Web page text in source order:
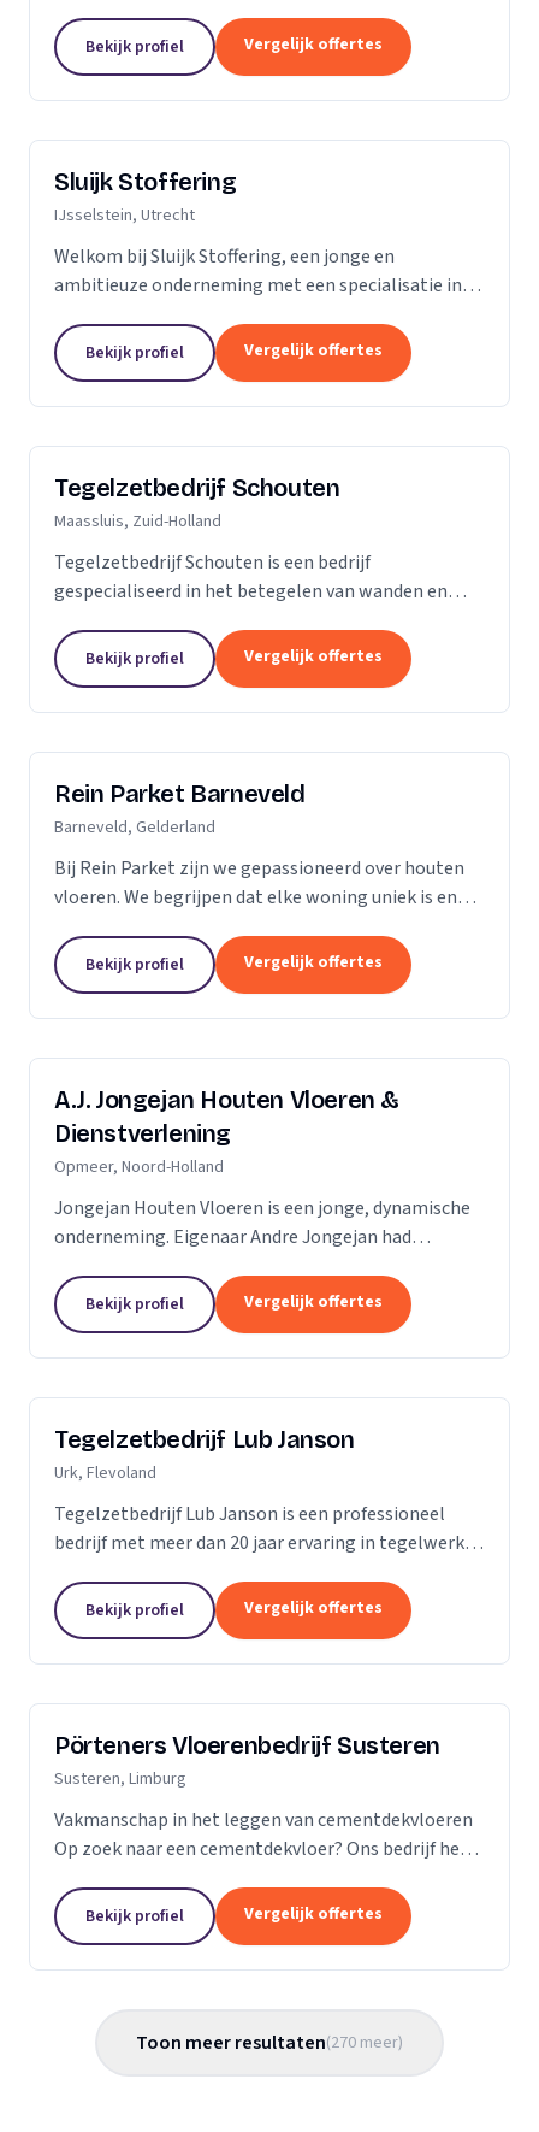
Bekijk profiel Vergelijk offertes
Sluijk Stoffering
IJsselstein, Utrecht
Welkom bij Sluijk Stoffering, een jonge en
ambitieuze onderneming met een specialisatie in
kunnen we zeggen dat we al 20 jaar onze expertise...
Bekijk profiel Vergelijk offertes
Tegelzetbedrijf Schouten
Maassluis, Zuid-Holland
Tegelzetbedrijf Schouten is een bedrijf
gespecialiseerd in het betegelen van wanden en
bedrijven als particulieren. Nieuwbouw- of
renovatieprojecten,...
Bekijk profiel Vergelijk offertes
Rein Parket Barneveld
Barneveld, Gelderland
Bij Rein Parket zijn we gepassioneerd over houten
vloeren. We begrijpen dat elke woning uniek is en
past bij uw stijl en behoeften. Of u nu op zoek...
Bekijk profiel Vergelijk offertes
A.J. Jongejan Houten Vloeren &
Dienstverlening
Opmeer, Noord-Holland
Jongejan Houten Vloeren is een jonge, dynamische
onderneming. Eigenaar Andre Jongejan had
timmerbranche, toen hij in 2004 met zijn eigen
bedrijf van start ging....
Bekijk profiel Vergelijk offertes
Tegelzetbedrijf Lub Janson
Urk, Flevoland
Tegelzetbedrijf Lub Janson is een professioneel
bedrijf met meer dan 20 jaar ervaring in tegelwerk.
Bekijk profiel Vergelijk offertes
Pörteners Vloerenbedrijf Susteren
Susteren, Limburg
Vakmanschap in het leggen van cementdekvloeren
Op zoek naar een cementdekvloer? Ons bedrijf heeft
ervaring wat betreft woningbouw en utiliteitsbouw.
Bekijk profiel Vergelijk offertes
Toon meer resultaten(270 meer)